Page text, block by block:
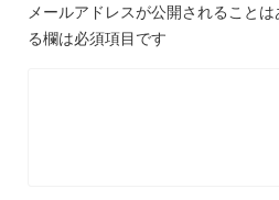
メールアドレスが公開されることは
る欄は必須項目です